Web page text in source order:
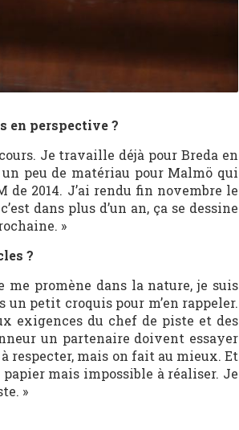
en perspective ?
Je travaille déjà pour Breda en
peu de matériau pour Malmö qui
de 2014. J’ai rendu fin novembre le
dans plus d’un an, ça se dessine
»
?
me promène dans la nature, je suis
petit croquis pour m’en rappeler.
exigences du chef de piste et des
un partenaire doivent essayer
respecter, mais on fait au mieux. Et
mais impossible à réaliser. Je
»